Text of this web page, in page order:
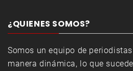
¿QUIENES SOMOS?
Somos un equipo de
manera dinámica, lo que